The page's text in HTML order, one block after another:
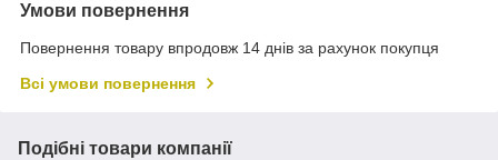
Умови повернення
Повернення товару впродовж 14 днів за рахунок покупця
Всі умови повернення
Подібні товари компанії